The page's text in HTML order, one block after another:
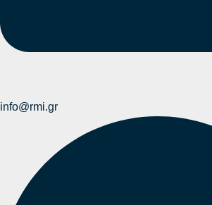
info@rmi.gr